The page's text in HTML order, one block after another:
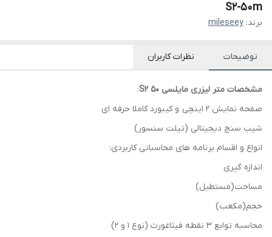
S2-50m
برند: mileseey
توضیحات نظرات کاربران
مشخصات متر لیزری مایلسی S2 50
:
صفحه نمایش ۲ اینچی و کیبورد کاملا حرفه ای
شیب سنج دیجیتالی (تیلت سنسور)
انواع و اقسام برنامه های محاسباتی کاربردی:
اندازه گیری
مساحت(مستطیل)
حجم(مکعب)
محاسبه توابع 3 نقطه فیثاغورث (نوع 1 و 2)